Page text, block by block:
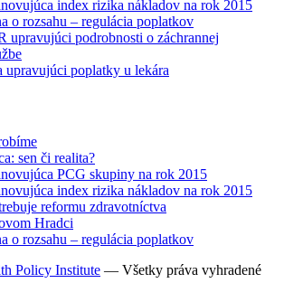
index rizika nákladov na rok 2015
o rozsahu – regulácia poplatkov
upravujúci podrobnosti o záchrannej
upravujúci poplatky u lekára
sen či realita?
PCG skupiny na rok 2015
index rizika nákladov na rok 2015
reformu zdravotníctva
Hradci
o rozsahu – regulácia poplatkov
Policy Institute — Všetky práva vyhradené